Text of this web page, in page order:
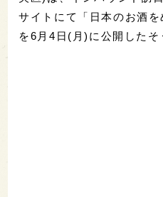
サイトにて「日本のお酒
を6月4日(月)に公開したそ